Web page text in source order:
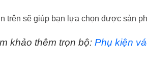
trên sẽ giúp bạn lựa chọn được sản
khảo thêm trọn bộ: Phụ kiện